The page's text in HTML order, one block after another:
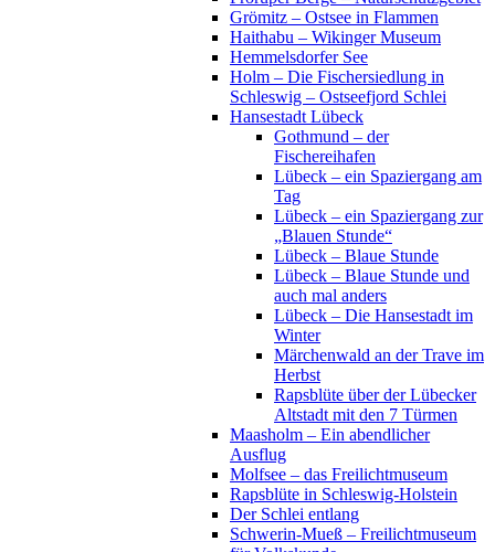
Grömitz – Ostsee in Flammen
Haithabu – Wikinger Museum
Hemmelsdorfer See
Holm – Die Fischersiedlung in
Schleswig – Ostseefjord Schlei
Hansestadt Lübeck
Gothmund – der
Fischereihafen
Lübeck – ein Spaziergang am
Tag
Lübeck – ein Spaziergang zur
„Blauen Stunde“
Lübeck – Blaue Stunde
Lübeck – Blaue Stunde und
auch mal anders
Lübeck – Die Hansestadt im
Winter
Märchenwald an der Trave im
Herbst
Rapsblüte über der Lübecker
Altstadt mit den 7 Türmen
Maasholm – Ein abendlicher
Ausflug
Molfsee – das Freilichtmuseum
Rapsblüte in Schleswig-Holstein
Der Schlei entlang
Schwerin-Mueß – Freilichtmuseum